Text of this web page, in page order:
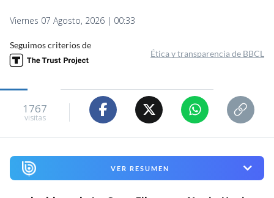
Viernes 07 Agosto, 2026 | 00:33
Seguimos criterios de
Ética y transparencia de BBCL
1767
visitas
VER RESUMEN